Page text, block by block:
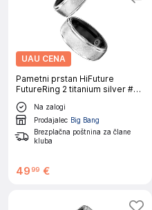
UAU CENA
Pametni prstan HiFuture
FutureRing 2 titanium silver #12
68mm
Na zalogi
Prodajalec Big Bang
Brezplačna poštnina za člane
kluba
49 99 €